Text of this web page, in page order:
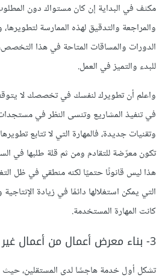
مكثف في البداية إن كان مستواك دون
والمراجعة والتدقيق لهذه الممارسة
الدورات والمساقات المتاحة في هذا
للبدء والتميز في العمل.
واعلم أن تطويرك لنفسك في تخصصك لا
في تنفيذ المشاريع وتنسى النظر في
وتقنيات جديدة، فالمهارة التي لا تتابع
تكون معرّضة للتقادم ومن ثم قلة طلبها في
هذا ليس قانونًا حتميًا لكنه منطقي في ظل
التي يمكن استغلالها دائمًا في زيادة
كانت المهارة المستخدمة.
3- بناء معرض أعمال من أعمال غير مدفوعة
تشكل أول خدمة هاجسًا لدى المستقلين،